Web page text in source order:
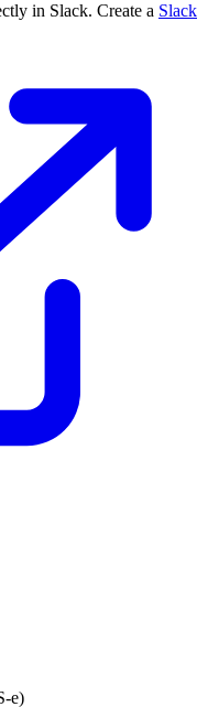
in Slack. Create a Slack
e)